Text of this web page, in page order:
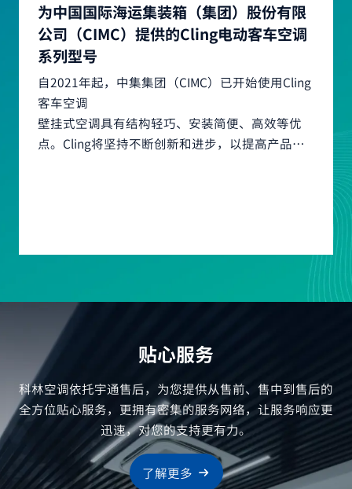
为中国国际海运集装箱（集团）股份有限
公司（CIMC）提供的Cling电动客车空调
系列型号
自2021年起，中集集团（CIMC）已开始使用Cling
客车空调
壁挂式空调具有结构轻巧、安装简便、高效等优
点。Cling将坚持不断创新和进步，以提高产品和
中车股份有限公司（CRRC）的Cling电池
热管理系统
自2018年以来，中车股份有限公司（CRRC）已开
始使用Cling电池热管理系统
为海格客车有限公司提供的Cling电动客车
空调
自2022年起，海格客车有限公司已开始使用Cling
空调.
Cling Engine客车空调已安装在
Marcopolo客车上
自2017年起，马尔科波罗巴士上安装了Cling Bus
空调。我们很荣幸能为马尔科波罗提供合格的暖通
空调系统，这些巴士空调在通过严格的质量测试后
得到了马尔科波罗的认可。我们的空调具有重量
轻、安装简便、效率高等优点。Cling Bus空调也
在Busscar巴士上安装传统巴士空调
自2017年起，Busscar巴士上已安装了空调.
Cling与Firo Star Plus合作，为厄瓜多尔
巴士公司提供巴士空调
凭借高品质和卓越的制冷效果，Cling Bus空调在
厄瓜多尔市场备受欢迎.
莫达萨公交车上已安装了Cling电动空调
莫达萨和克林格已经合作了很长时间。克林格不仅
为发动机客车提供空调，还为他们提供电动空调。
其产品质量上乘，服务迅速，在市场上广受欢迎.
贴心服务
科林空调依托宇通售后，为您提供从售前、售中到售后的
全方位贴心服务，更拥有密集的服务网络，让服务响应更
迅速，对您的支持更有力。
了解更多